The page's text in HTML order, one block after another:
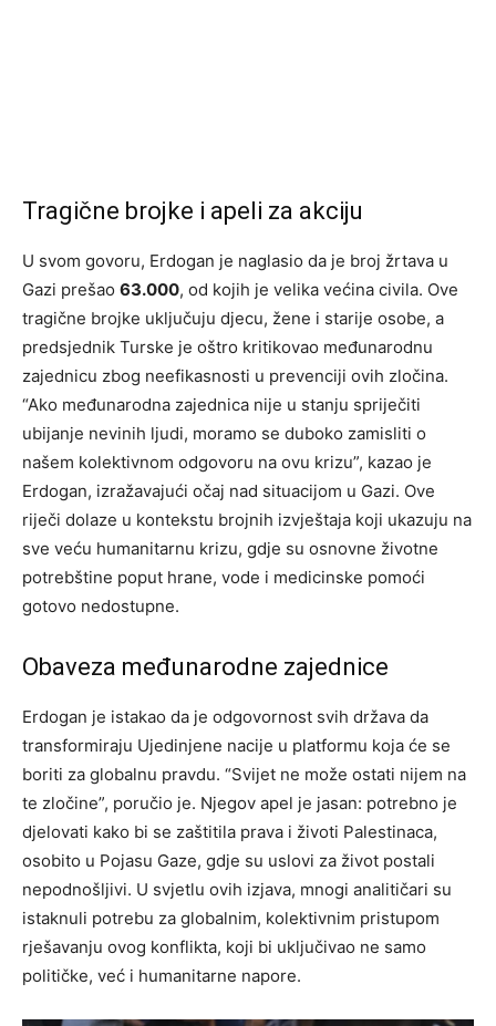
Tragične brojke i apeli za akciju
U svom govoru, Erdogan je naglasio da je broj žrtava u
Gazi prešao 63.000, od kojih je velika većina civila. Ove
tragične brojke uključuju djecu, žene i starije osobe, a
predsjednik Turske je oštro kritikovao međunarodnu
zajednicu zbog neefikasnosti u prevenciji ovih zločina.
“Ako međunarodna zajednica nije u stanju spriječiti
ubijanje nevinih ljudi, moramo se duboko zamisliti o
našem kolektivnom odgovoru na ovu krizu”, kazao je
Erdogan, izražavajući očaj nad situacijom u Gazi. Ove
riječi dolaze u kontekstu brojnih izvještaja koji ukazuju na
sve veću humanitarnu krizu, gdje su osnovne životne
potrebštine poput hrane, vode i medicinske pomoći
gotovo nedostupne.
Obaveza međunarodne zajednice
Erdogan je istakao da je odgovornost svih država da
transformiraju Ujedinjene nacije u platformu koja će se
boriti za globalnu pravdu. “Svijet ne može ostati nijem na
te zločine”, poručio je. Njegov apel je jasan: potrebno je
djelovati kako bi se zaštitila prava i životi Palestinaca,
osobito u Pojasu Gaze, gdje su uslovi za život postali
nepodnošljivi. U svjetlu ovih izjava, mnogi analitičari su
istaknuli potrebu za globalnim, kolektivnim pristupom
rješavanju ovog konflikta, koji bi uključivao ne samo
političke, već i humanitarne napore.